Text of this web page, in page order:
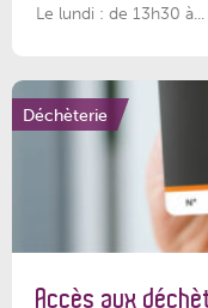
Le lundi : de 13h30 à...
Déchèterie
Accès aux